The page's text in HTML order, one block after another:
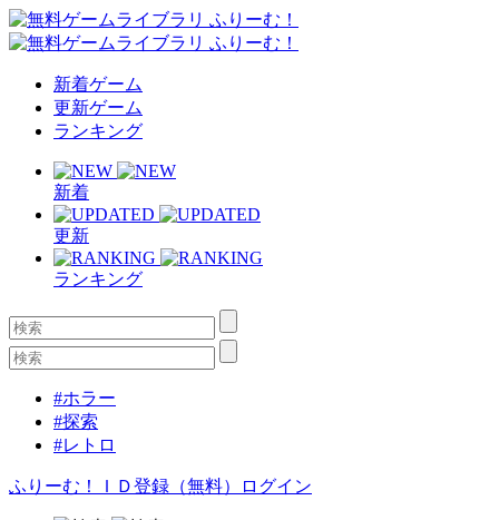
新着ゲーム
更新ゲーム
ランキング
新着
更新
ランキング
#ホラー
#探索
#レトロ
ふりーむ！ＩＤ登録（無料） ログイン